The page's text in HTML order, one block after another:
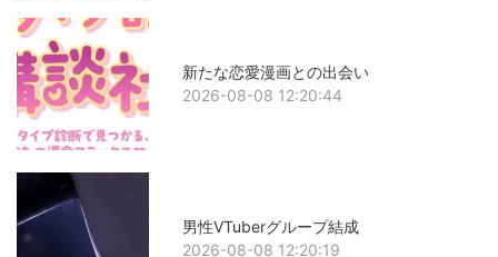
新たな恋愛漫画との出会い
2026-08-08 12:20:44
男性VTuberグループ結成
2026-08-08 12:20:19